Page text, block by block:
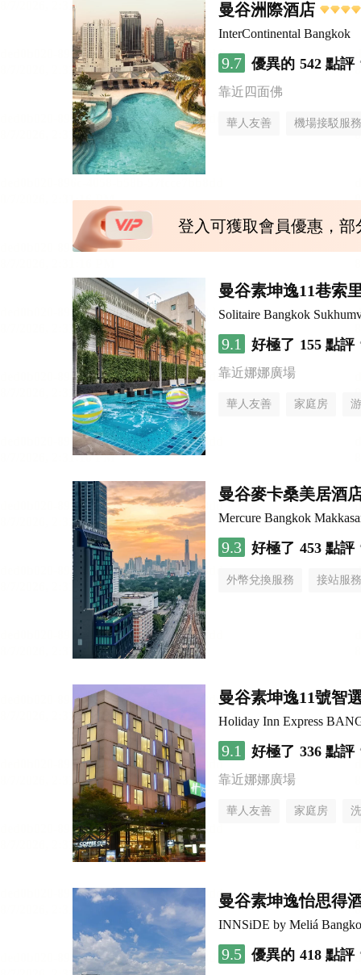
曼谷洲際酒店
InterContinental Bangkok
9.7 優異的 542 點評
靠近四面佛
華人友善 機場接駁服務
登入可獲取會員優惠，
曼谷素坤逸11巷索
Solitaire Bangkok
9.1 好極了 155 點評
靠近娜娜廣場
華人友善 家庭房
曼谷麥卡桑美居酒
Mercure Bangkok
9.3 好極了 453 點評
外幣兌換服務 接站服務
曼谷素坤逸11號智
Holiday Inn Express
9.1 好極了 336 點評
靠近娜娜廣場
華人友善 家庭房
曼谷素坤逸怡思得
INNSiDE by Meliá
9.5 優異的 418 點評